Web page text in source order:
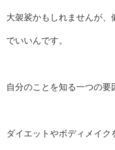
大袈裟かもしれませんが、
でいいんです。
自分のことを知る一つの要
ダイエットやボディメイ